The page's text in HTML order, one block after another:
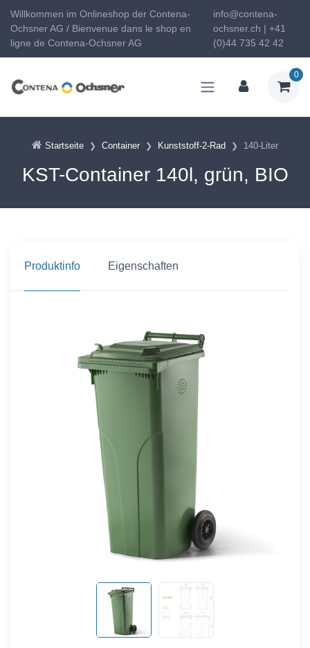
Willkommen im Onlineshop der Contena-
Ochsner AG / Bienvenue dans le shop en
ligne de Contena-Ochsner AG
info@contena-
ochsner.ch | +41
(0)44 735 42 42
0
Startseite Container Kunststoff-2-Rad 140-Liter
KST-Container 140l, grün, BIO
Produktinfo Eigenschaften